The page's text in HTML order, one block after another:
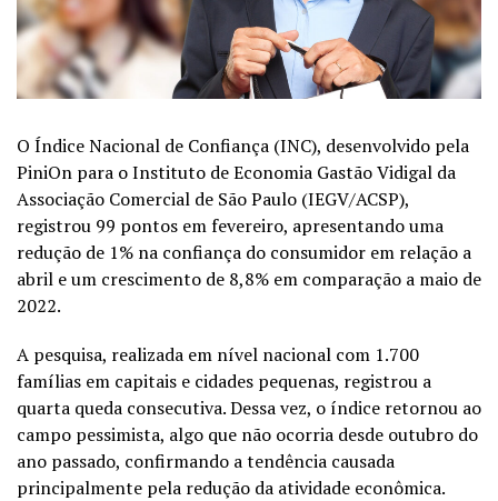
O Índice Nacional de Confiança (INC), desenvolvido pela
PiniOn para o Instituto de Economia Gastão Vidigal da
Associação Comercial de São Paulo (IEGV/ACSP),
registrou 99 pontos em fevereiro, apresentando uma
redução de 1% na confiança do consumidor em relação a
abril e um crescimento de 8,8% em comparação a maio de
2022.
A pesquisa, realizada em nível nacional com 1.700
famílias em capitais e cidades pequenas, registrou a
quarta queda consecutiva. Dessa vez, o índice retornou ao
campo pessimista, algo que não ocorria desde outubro do
ano passado, confirmando a tendência causada
principalmente pela redução da atividade econômica.